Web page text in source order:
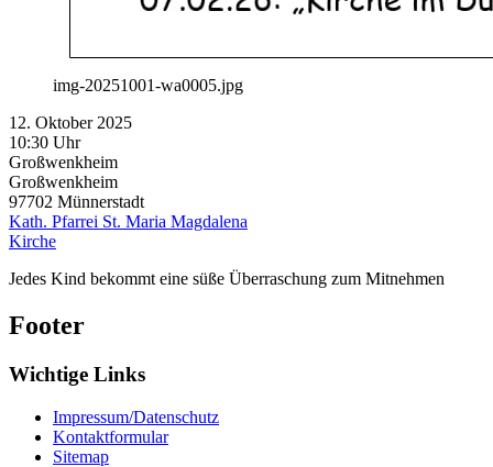
img-20251001-wa0005.jpg
12. Oktober 2025
10:30 Uhr
Großwenkheim
Großwenkheim
97702 Münnerstadt
Kath. Pfarrei St. Maria Magdalena
Kirche
Jedes Kind bekommt eine süße Überraschung zum Mitnehmen
Footer
Wichtige Links
Impressum/Datenschutz
Kontaktformular
Sitemap